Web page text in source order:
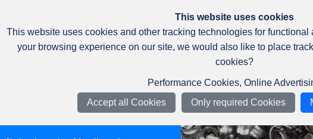
0
Home
in der CNC-Bearbeitung
This website uses cookies
This website uses cookies and other tracking technologies for
your browsing experience on our site, we would also like to place
cookies?
Performance Cookies, Online
Accept all Cookies
Only required Cookies